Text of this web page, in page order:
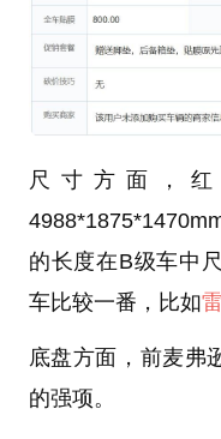
尺寸方面，
的长度在B级车中
车比较一番，比如
底盘方面，前麦弗
的强项。